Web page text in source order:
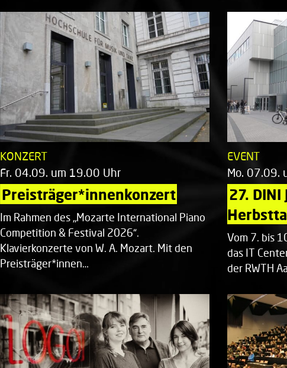
KONZERT
Fr. 04.09. um 19.00 Uhr
Preisträger*innenkonzert
Im Rahmen des „Mozarte International Piano
Competition & Festival 2026“.
Klavierkonzerte von W. A. Mozart. Mit den
Preisträger*innen…
EVENT
Mo. 07.09.
27. DINI
Vom 7. bis
das IT
der RWTH